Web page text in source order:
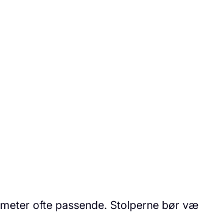
ofte passende. Stolperne bør